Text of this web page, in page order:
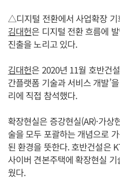
△디지털 전환에서 사업확장 기
김대헌은 디지털 전환 흐름에
진출을 노리고 있다.
김대헌은 2020년 11월 호반건
간플랫폼 기술과 서비스 개발’
리에 직접 참석했다.
확장현실은 증강현실(AR)·가상
술을 모두 포괄하는 개념으로
된 환경을 뜻한다. 호반건설은
사이버 견본주택에 확장현실
웠다.